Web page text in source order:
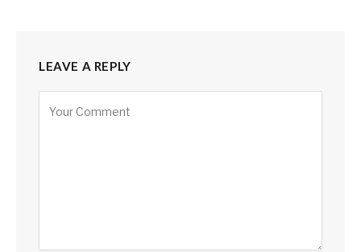
LEAVE A REPLY